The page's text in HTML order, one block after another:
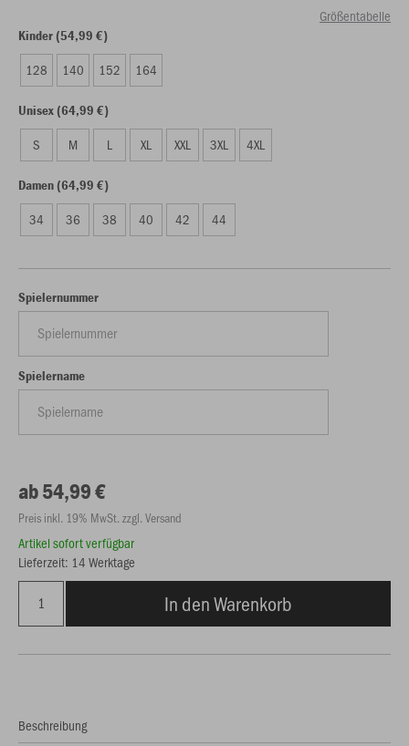
Größentabelle
Kinder (54,99 €)
128 140 152 164
Unisex (64,99 €)
S M L XL XXL 3XL 4XL
Damen (64,99 €)
34 36 38 40 42 44
Spielernummer
Spielername
ab 54,99 €
Preis inkl. 19% MwSt. zzgl. Versand
Artikel sofort verfügbar
Lieferzeit: 14 Werktage
In den Warenkorb
Beschreibung